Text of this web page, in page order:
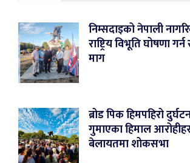
निम्सदाइको नेपाली
राष्ट्रिय विभूति घोषणा
माग
ब्रोड पिक हिमपहिरो
गुमाएका हिमाल
बेलायतमा शोकसभा